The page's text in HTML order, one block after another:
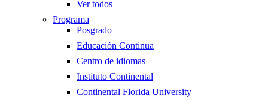
Ver todos
Programa
Posgrado
Educación Continua
Centro de idiomas
Instituto Continental
Continental Florida University